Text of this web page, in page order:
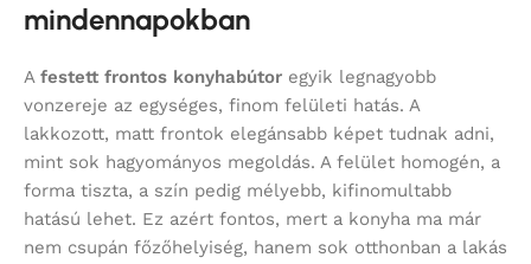
mindennapokban
A festett frontos konyhabútor egyik legnagyobb
vonzereje az egységes, finom felületi hatás. A
lakkozott, matt frontok elegánsabb képet tudnak adni,
mint sok hagyományos megoldás. A felület homogén, a
forma tiszta, a szín pedig mélyebb, kifinomultabb
hatású lehet. Ez azért fontos, mert a konyha ma már
nem csupán főzőhelyiség, hanem sok otthonban a lakás